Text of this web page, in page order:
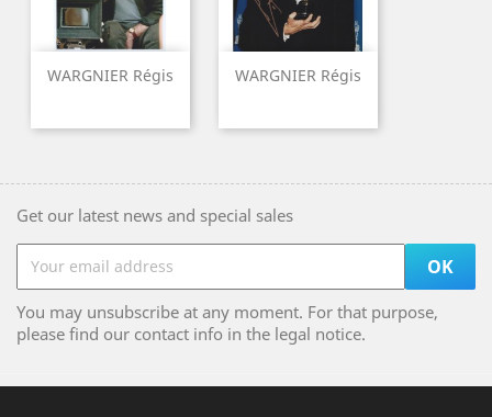
WARGNIER Régis WARGNIER Régis
Get our latest news and special sales
You may unsubscribe at any moment. For that purpose,
please find our contact info in the legal notice.